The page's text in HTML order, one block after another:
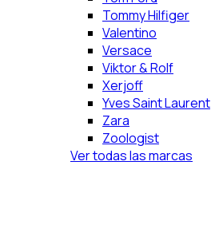
Tommy Hilfiger
Valentino
Versace
Viktor & Rolf
Xerjoff
Yves Saint Laurent
Zara
Zoologist
Ver todas las marcas